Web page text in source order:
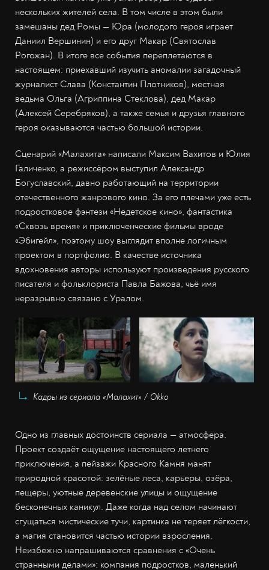
нескольких жителей села. В том числе в этом были
замешаны дед Ромы — Юра (молодого героя играет
Даниил Вершинин) и его друг Макар (Святослав
Рогожан). В итоге все события переплетаются в
настоящем: приехавший изучить аномалии загадочный
журналист Слава (Константин Плотников), местная
ведьма Ольга (Агриппина Стеклова), дед Макар
(Алексей Серебряков), а также семья и друзья главного
героя оказываются частью большой истории.
Сценарий «Малахита» написали Максим Вахитов и Юлия
Галиченко, а режиссёром выступил Александр
Богуславский, давно работающий на территории
отечественного жанрового кино. За его плечами уже есть
подростковое фэнтези «Недетское кино», фантастика
«Сквозь время» и приключенческие фильмы вроде
«Эбигейл», поэтому шоу выглядит вполне логичным
проектом в портфолио. В качестве источника
вдохновения авторы используют произведения русского
писателя и фольклориста Павла Бажова, чьё имя
неразрывно связано с Уралом.
Кадры из сериала «Малахит» / Okko
Одно из главных достоинств сериала — атмосфера.
Проект создаёт ощущение настоящего летнего
приключения, а пейзажи Красного Камня манят
природной красотой: зелёные леса, карьеры, озёра,
пещеры, уютные деревенские улицы и ощущение
бесконечных каникул. Даже когда над селом начинают
сгущаться мистические тучи, картинка не теряет лёгкости,
а магия становится частью истории взросления.
Неизбежно напрашиваются сравнения с «Очень
странными делами»: компания подростков, маленький